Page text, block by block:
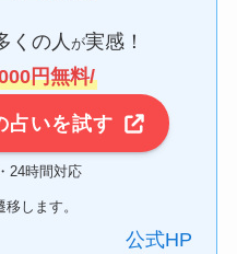
くの人 が実感！
円無料/
占いを試す
24時間対応
します。
公式HP